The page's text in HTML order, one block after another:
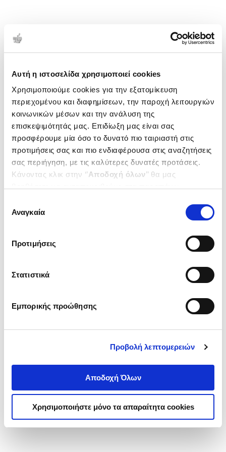
Αυτή η ιστοσελίδα χρησιμοποιεί cookies
Χρησιμοποιούμε cookies για την εξατομίκευση
περιεχομένου και διαφημίσεων, την παροχή λειτουργιών
κοινωνικών μέσων και την ανάλυση της
επισκεψιμότητάς μας. Επιδίωξη μας είναι σας
προσφέρουμε μία όσο το δυνατό πιο ταιριαστή στις
προτιμήσεις σας και πιο ενδιαφέρουσα στις αναζητήσεις
σας περιήγηση, με τις καλύτερες δυνατές προτάσεις.
Κάνοντας κλικ στην ‘’Αποδοχή όλων’’ θα μας
ενδιαφέρουν και να επιλέξετε από τα παρακάτω με την
΄΄και να ενημερωθείτε σχετικά με
συγκατάθεσης
Αναγκαία
Προτιμήσεις
Στατιστικά
Εμπορικής προώθησης
Προβολή λεπτομερειών
Αποδοχή Όλων
Χρησιμοποιήστε μόνο τα απαραίτητα cookies